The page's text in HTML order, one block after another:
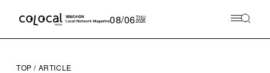
08/06THU
2026
TOP ARTICLE